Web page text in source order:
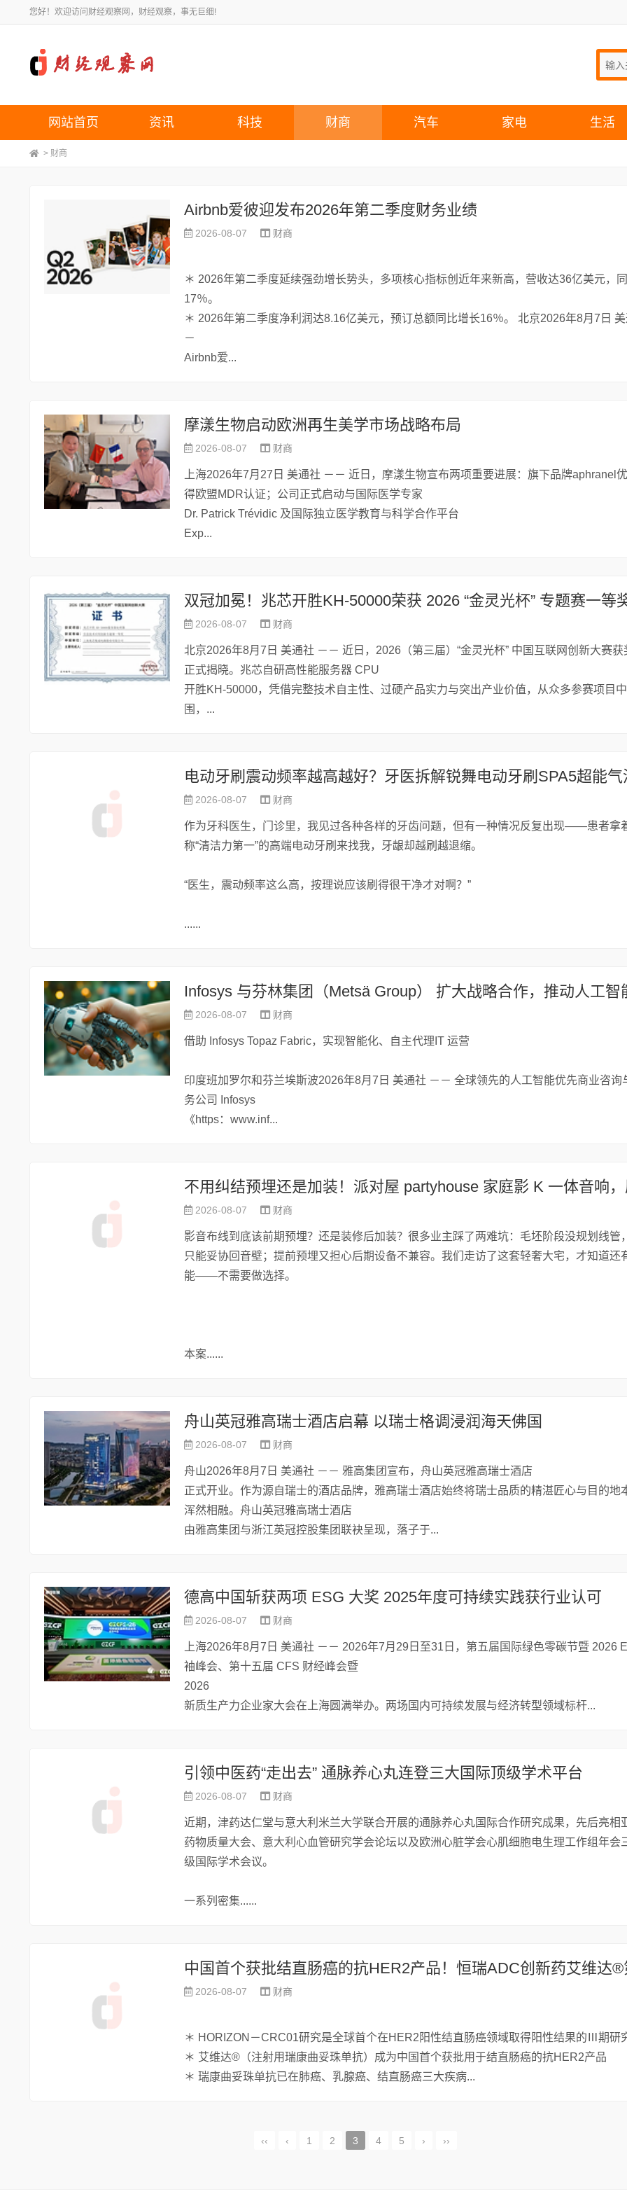
您好！欢迎访问财经观察网，财经观察，事无巨细!
网站首页 资讯 科技 财商 汽车 家电 生活
> 财商
Airbnb爱彼迎发布2026年第二季度财务业绩
2026-08-07 财商
＊ 2026年第二季度延续强劲增长势头，多项核心指标创近年来新高，营收达36亿美元，
17％。
＊ 2026年第二季度净利润达8.16亿美元，预订总额同比增长16％。 北京2026年8月7日 美
－
Airbnb爱...
摩漾生物启动欧洲再生美学市场战略布局
2026-08-07 财商
上海2026年7月27日 美通社 －－ 近日，摩漾生物宣布两项重要进展：旗下品牌aphranel
得欧盟MDR认证；公司正式启动与国际医学专家
Dr. Patrick Trévidic 及国际独立医学教育与科学合作平台
Exp...
2026-08-07 财商
北京2026年8月7日 美通社 －－ 近日，2026（第三届）“金灵光杯” 中国互联网创新大赛获
正式揭晓。兆芯自研高性能服务器 CPU
开胜KH‑50000，凭借完整技术自主性、过硬产品实力与突出产业价值，从众多参赛项目
围，...
2026-08-07 财商
作为牙科医生，门诊里，我见过各种各样的牙齿问题，但有一种情况反复出现——患者拿
称“清洁力第一”的高端电动牙刷来找我，牙龈却越刷越退缩。
“医生，震动频率这么高，按理说应该刷得很干净才对啊？”
......
2026-08-07 财商
借助 Infosys Topaz Fabric，实现智能化、自主代理IT 运营
印度班加罗尔和芬兰埃斯波2026年8月7日 美通社 －－ 全球领先的人工智能优先商业咨询
务公司 Infosys
《https：www.inf...
2026-08-07 财商
影音布线到底该前期预埋？还是装修后加装？很多业主踩了两难坑：毛坯阶段没规划线管
只能妥协回音壁；提前预埋又担心后期设备不兼容。我们走访了这套轻奢大宅，才知道还
能——不需要做选择。
本案......
舟山英冠雅高瑞士酒店启幕 以瑞士格调浸润海天佛国
2026-08-07 财商
舟山2026年8月7日 美通社 －－ 雅高集团宣布，舟山英冠雅高瑞士酒店
正式开业。作为源自瑞士的酒店品牌，雅高瑞士酒店始终将瑞士品质的精湛匠心与目的地
浑然相融。舟山英冠雅高瑞士酒店
由雅高集团与浙江英冠控股集团联袂呈现，落子于...
德高中国斩获两项 ESG 大奖 2025年度可持续实践获行业认可
2026-08-07 财商
上海2026年8月7日 美通社 －－ 2026年7月29日至31日，第五届国际绿色零碳节暨 2026
袖峰会、第十五届 CFS 财经峰会暨
2026
新质生产力企业家大会在上海圆满举办。两场国内可持续发展与经济转型领域标杆...
引领中医药“走出去” 通脉养心丸连登三大国际顶级学术平台
2026-08-07 财商
近期，津药达仁堂与意大利米兰大学联合开展的通脉养心丸国际合作研究成果，先后亮相
药物质量大会、意大利心血管研究学会论坛以及欧洲心脏学会心肌细胞电生理工作组年会
级国际学术会议。
一系列密集......
2026-08-07 财商
＊ HORIZON－CRC01研究是全球首个在HER2阳性结直肠癌领域取得阳性结果的Ⅲ期研
＊ 艾维达®（注射用瑞康曲妥珠单抗）成为中国首个获批用于结直肠癌的抗HER2产品
＊ 瑞康曲妥珠单抗已在肺癌、乳腺癌、结直肠癌三大疾病...
‹‹ ‹ 1 2 3 4 5 › ››